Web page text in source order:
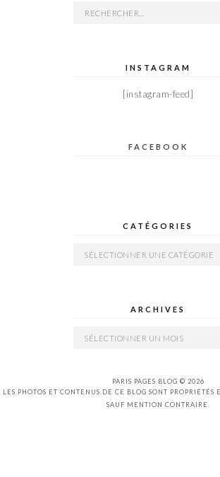
Rechercher :
INSTAGRAM
[instagram-feed]
FACEBOOK
CATÉGORIES
Catégories
ARCHIVES
Archives
PARIS PAGES BLOG © 2026
LES PHOTOS ET CONTENUS DE CE BLOG SONT PROPRIÉTÉS
SAUF MENTION CONTRAIRE.